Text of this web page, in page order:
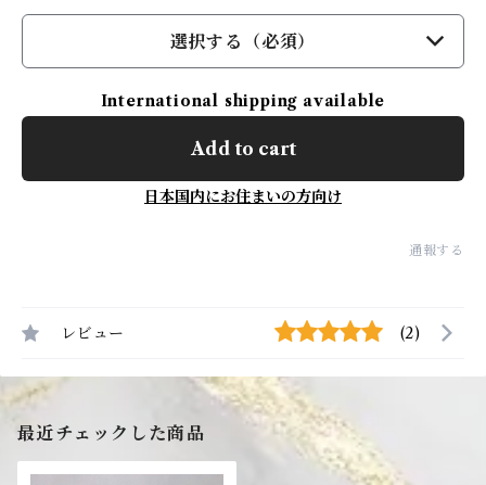
選択する（必須）
International shipping available
Add to cart
日本国内にお住まいの方向け
通報する
レビュー (2)
最近チェックした商品